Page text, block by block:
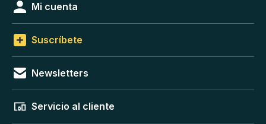
Mi cuenta
Suscríbete
Newsletters
Servicio al cliente